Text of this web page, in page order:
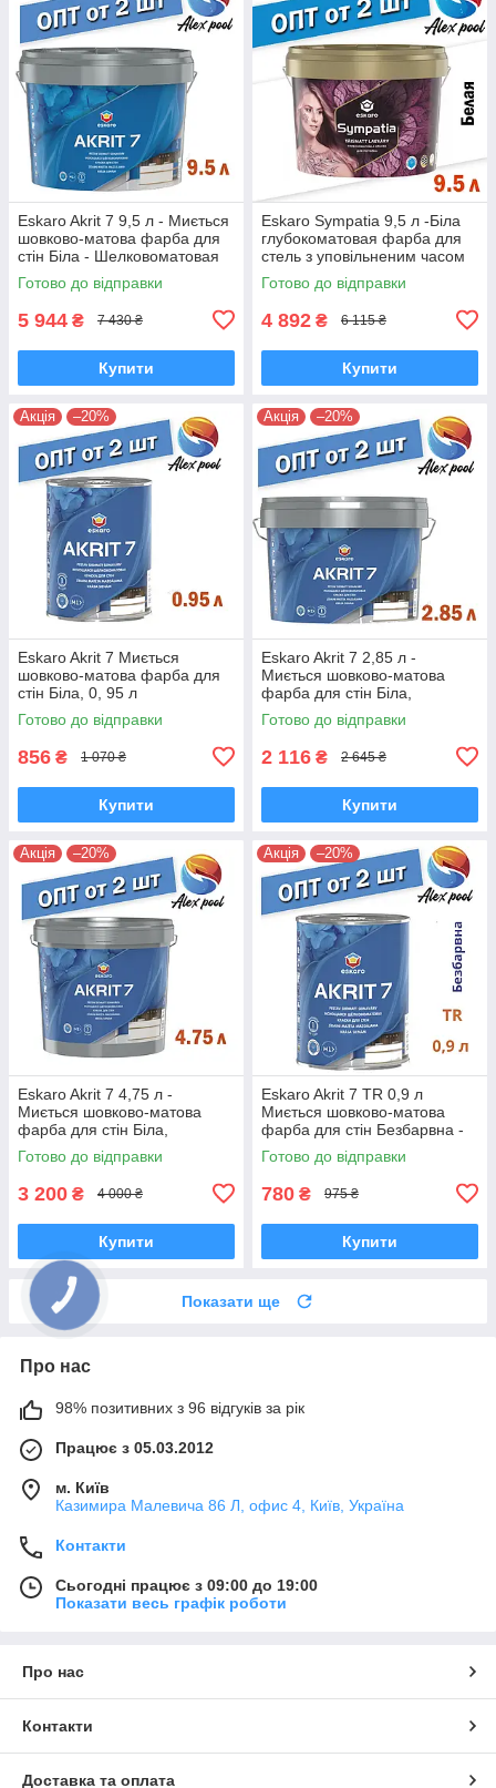
Eskaro Akrit 7 9,5 л - Миється
шовково-матова фарба для
стін Біла - Шелковоматовая
акрилатна фарба
Готово до відправки
5 944 ₴ 7 430 ₴
Купити
Eskaro Sympatia 9,5 л -Біла
глубокоматовая фарба для
стель з уповільненим часом
висихання
Готово до відправки
4 892 ₴ 6 115 ₴
Купити
Акція –20%
Eskaro Akrit 7 Миється
шовково-матова фарба для
стін Біла, 0, 95 л
Шелковоматовая акрилатна
фарба
Готово до відправки
856 ₴ 1 070 ₴
Купити
Акція –20%
Eskaro Akrit 7 2,85 л -
Миється шовково-матова
фарба для стін Біла,
шелковоматовая акрилатна
фарба
Готово до відправки
2 116 ₴ 2 645 ₴
Купити
Акція –20%
Eskaro Akrit 7 4,75 л -
Миється шовково-матова
фарба для стін Біла,
шелковоматовая акрилатна
фарба
Готово до відправки
3 200 ₴ 4 000 ₴
Купити
Акція –20%
Eskaro Akrit 7 TR 0,9 л
Миється шовково-матова
фарба для стін Безбарвна -
Шелковоматовая акрилатна
фарби
Готово до відправки
780 ₴ 975 ₴
Купити
Показати ще
Про нас
98% позитивних з 96 відгуків за рік
Працює з 05.03.2012
м. Київ
Казимира Малевича 86 Л, офис 4, Київ, Україна
Контакти
Сьогодні працює з 09:00 до 19:00
Показати весь графік роботи
Про нас
Контакти
Доставка та оплата